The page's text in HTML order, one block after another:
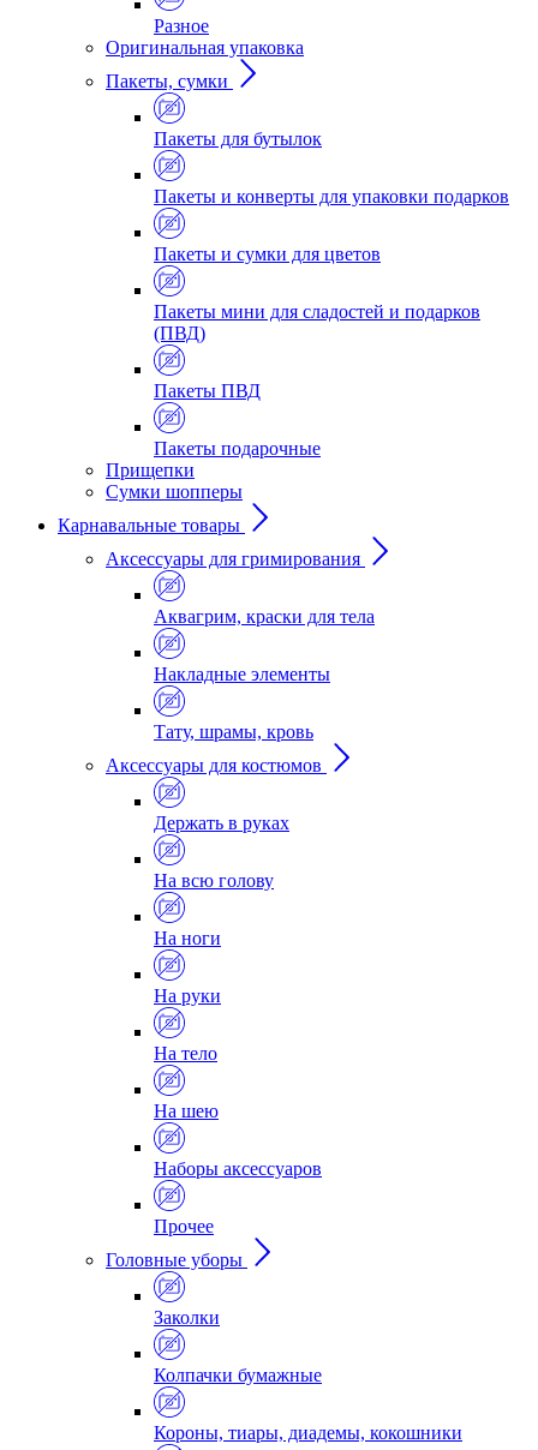
Разное
Оригинальная упаковка
Пакеты, сумки
Пакеты для бутылок
Пакеты и конверты для упаковки подарков
Пакеты и сумки для цветов
Пакеты мини для сладостей и подарков
(ПВД)
Пакеты ПВД
Пакеты подарочные
Прищепки
Сумки шопперы
Карнавальные товары
Аксессуары для гримирования
Аквагрим, краски для тела
Накладные элементы
Тату, шрамы, кровь
Аксессуары для костюмов
Держать в руках
На всю голову
На ноги
На руки
На тело
На шею
Наборы аксессуаров
Прочее
Головные уборы
Заколки
Колпачки бумажные
Короны, тиары, диадемы, кокошники